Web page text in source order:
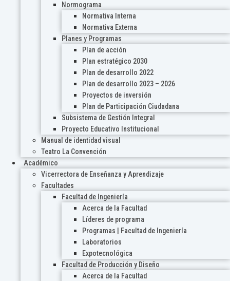
Normograma
Normativa Interna
Normativa Externa
Planes y Programas
Plan de acción
Plan estratégico 2030
Plan de desarrollo 2022
Plan de desarrollo 2023 – 2026
Proyectos de inversión
Plan de Participación Ciudadana
Subsistema de Gestión Integral
Proyecto Educativo Institucional
Manual de identidad visual
Teatro La Convención
Académico
Vicerrectora de Enseñanza y Aprendizaje
Facultades
Facultad de Ingeniería
Acerca de la Facultad
Líderes de programa
Programas | Facultad de Ingeniería
Laboratorios
Expotecnológica
Facultad de Producción y Diseño
Acerca de la Facultad